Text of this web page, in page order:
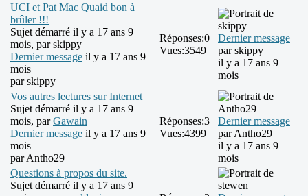
UCI et Pat Mac Quaid bon à
brûler !!!
Sujet démarré il y a 17 ans 9
mois, parskippy
Dernier message il y a 17 ans 9
mois
parskippy
Réponses:0
Vues:3549
Dernier message
parskippy
il y a 17 ans 9
mois
Vos autres lectures sur Internet
Sujet démarré il y a 17 ans 9
mois, parGawain
Dernier message il y a 17 ans 9
mois
parAntho29
Réponses:3
Vues:4399
Dernier message
parAntho29
il y a 17 ans 9
mois
Questions à propos du site.
Sujet démarré il y a 17 ans 9